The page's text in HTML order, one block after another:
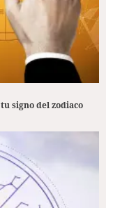
signo del zodiaco